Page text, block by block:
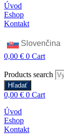
Úvod
Eshop
Kontakt
Slovenčina
0,00 € 0 Cart
Products search
Hľadať
0,00 € 0 Cart
Úvod
Eshop
Kontakt